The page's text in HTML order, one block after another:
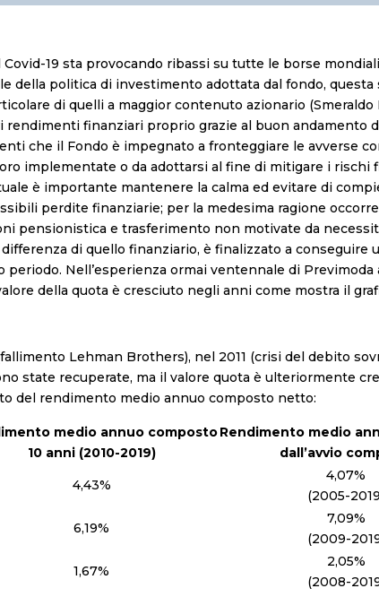
Covid-19 sta provocando ribassi su tutte le borse
della politica di investimento adottata dal fondo,
di quelli a maggior contenuto azionario
rendimenti finanziari proprio grazie al buon andamento
che il Fondo è impegnato a fronteggiare le avverse
implementate o da adottarsi al fine di mitigare i
è importante mantenere la calma ed evitare di
perdite finanziarie; per la medesima ragione
pensionistica e trasferimento non motivate da
di quello finanziario, è finalizzato a
Nell’esperienza ormai ventennale di
della quota è cresciuto negli anni come mostra il
Lehman Brothers), nel 2011 (crisi del debito
state recuperate, ma il valore quota è ulteriormente
del rendimento medio annuo composto netto:
medio annuo composto
10 anni (2010-2019)
Rendimento medio
dall’avvio
4,43%
4,07%
(2005-
6,19%
7,09%
(2009-
1,67%
2,05%
(2008-